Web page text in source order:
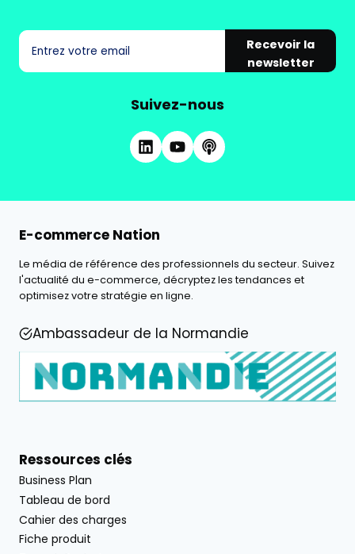
Recevoir la
newsletter
Suivez-nous
E-commerce Nation
Le média de référence des professionnels du secteur. Suivez
l'actualité du e-commerce, décryptez les tendances et
optimisez votre stratégie en ligne.
Ambassadeur de la Normandie
Ressources clés
Business Plan
Tableau de bord
Cahier des charges
Fiche produit